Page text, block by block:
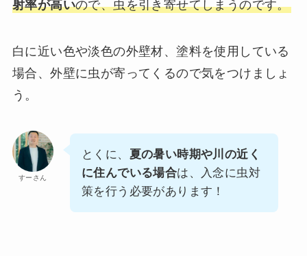
射率が高いので、虫を引き寄せてしまうのです。
白に近い色や淡色の外壁材、塗料を使用している
場合、外壁に虫が寄ってくるので気をつけましょ
う。
すーさん
とくに、 夏の暑い時期や川の近く
に住んでいる場合は、入念に虫対
策を行う必要があります！